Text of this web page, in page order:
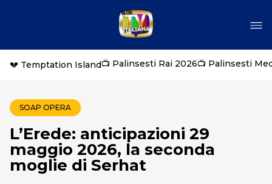
💔 Temptation Island📺 Palinsesti Rai 2026📺 Palinsesti
SOAP OPERA
L’Erede: anticipazioni 29
maggio 2026, la seconda
moglie di Serhat